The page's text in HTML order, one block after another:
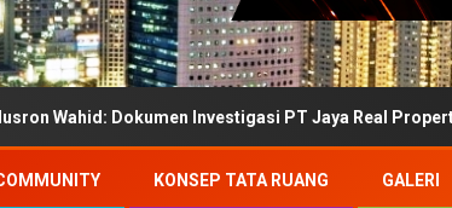
Investigasi PT Jaya Real Property Belum
KONSEP TATA RUANG GALERI